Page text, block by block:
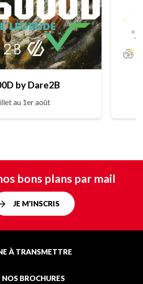
by Dare2B
au 1er août
bons plans par mail
JE M'INSCRIS
À TRANSMETTRE
BROCHURES